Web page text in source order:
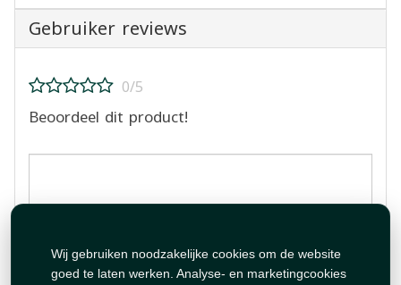
Wij gebruiken noodzakelijke cookies om de website
goed te laten werken. Analyse- en marketingcookies
Gebruiker reviews
0/5
Beoordeel dit product!
Beoordeling plaatsen